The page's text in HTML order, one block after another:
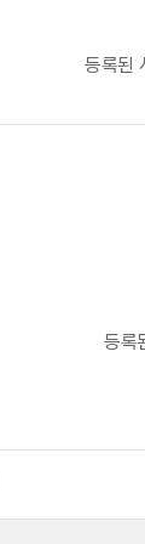
등록된
등록